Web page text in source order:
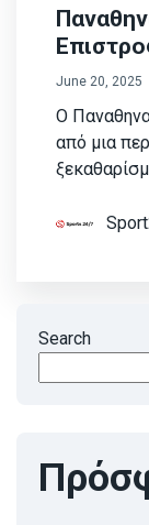
June 20, 2025
Ο
από μια
Search